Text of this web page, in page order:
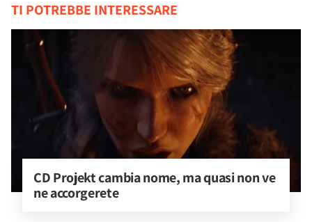
TI POTREBBE INTERESSARE
CD Projekt cambia nome, ma quasi non ve
ne accorgerete